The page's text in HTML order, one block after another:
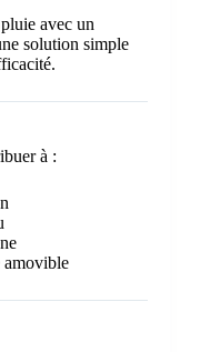
avec un
solution simple
à :
amovible